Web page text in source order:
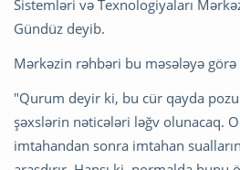
Sistemləri və Texnologiyaları
Gündüz deyib.
Mərkəzin rəhbəri bu məsələyə
"Qurum deyir ki, bu cür qayda
şəxslərin nəticələri ləğv olunacaq.
imtahandan sonra imtahan